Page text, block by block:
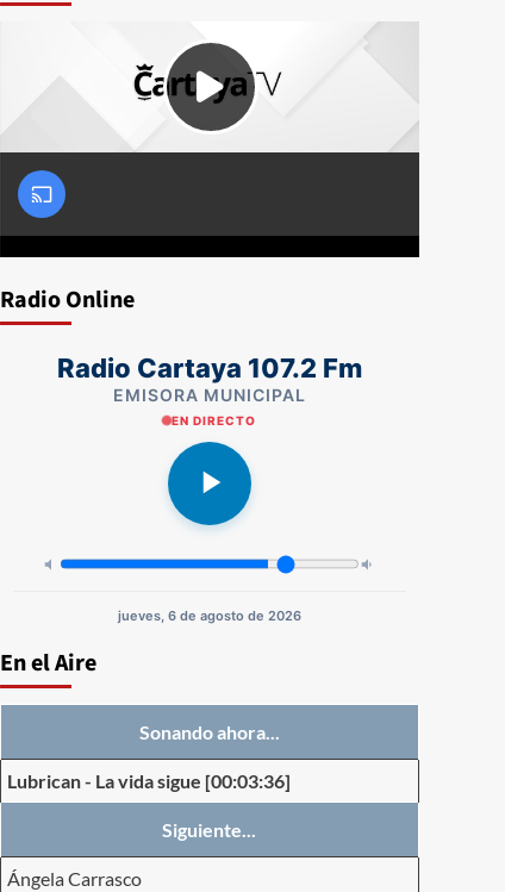
Radio Online
Radio Cartaya 107.2 Fm
EMISORA MUNICIPAL
EN DIRECTO
jueves, 6 de agosto de 2026
En el Aire
Sonando ahora...
Lubrican- La vida sigue [00:03:36]
Siguiente...
Ángela Carrasco